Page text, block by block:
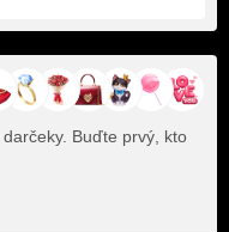
Buďte prvý, kto